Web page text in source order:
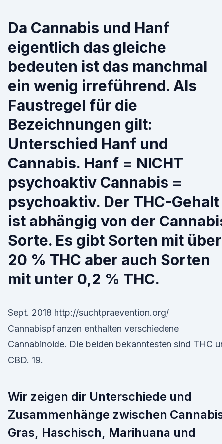
Da Cannabis und Hanf
eigentlich das gleiche
bedeuten ist das manchmal
ein wenig irreführend. Als
Faustregel für die
Bezeichnungen gilt:
Unterschied Hanf und
Cannabis. Hanf = NICHT
psychoaktiv Cannabis =
psychoaktiv. Der THC-Gehalt
ist abhängig von der
Sorte. Es gibt Sorten mit über
20 % THC aber auch Sorten
mit unter 0,2 % THC.
Sept. 2018 http://suchtpraevention.org/
Cannabispflanzen enthalten verschiedene
Cannabinoide. Die beiden bekanntesten sind THC
CBD. 19.
Wir zeigen dir Unterschiede und
Zusammenhänge zwischen
Gras, Haschisch, Marihuana und